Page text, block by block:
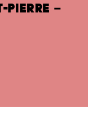
PIERRE –